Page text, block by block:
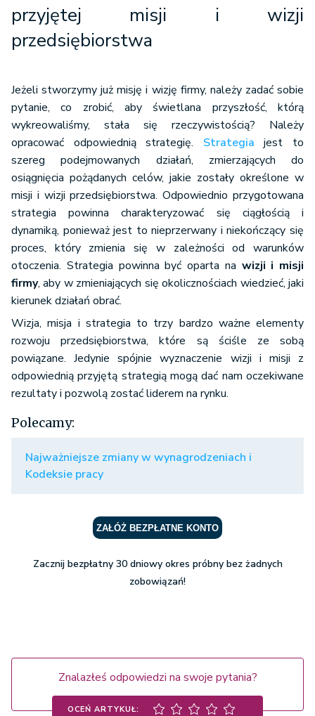
przyjętej misji i wizji
przedsiębiorstwa
Jeżeli stworzymy już misję i wizję firmy, należy zadać sobie
pytanie, co zrobić, aby świetlana przyszłość, którą
wykreowaliśmy, stała się rzeczywistością? Należy
opracować odpowiednią strategię. Strategia jest to
szereg podejmowanych działań, zmierzających do
osiągnięcia pożądanych celów, jakie zostały określone w
misji i wizji przedsiębiorstwa. Odpowiednio przygotowana
strategia powinna charakteryzować się ciągłością i
dynamiką, ponieważ jest to nieprzerwany i niekończący się
proces, który zmienia się w zależności od warunków
otoczenia. Strategia powinna być oparta na wizji i misji
firmy, aby w zmieniających się okolicznościach wiedzieć, jaki
kierunek działań obrać.
Wizja, misja i strategia to trzy bardzo ważne elementy
rozwoju przedsiębiorstwa, które są ściśle ze sobą
powiązane. Jedynie spójnie wyznaczenie wizji i misji z
odpowiednią przyjętą strategią mogą dać nam oczekiwane
rezultaty i pozwolą zostać liderem na rynku.
Polecamy:
Najważniejsze zmiany w wynagrodzeniach i
Kodeksie pracy
ZAŁÓŻ BEZPŁATNE KONTO
Zacznij bezpłatny 30 dniowy okres próbny bez żadnych
zobowiązań!
Znalazłeś odpowiedzi na swoje pytania?
OCEŃ ARTYKUŁ: